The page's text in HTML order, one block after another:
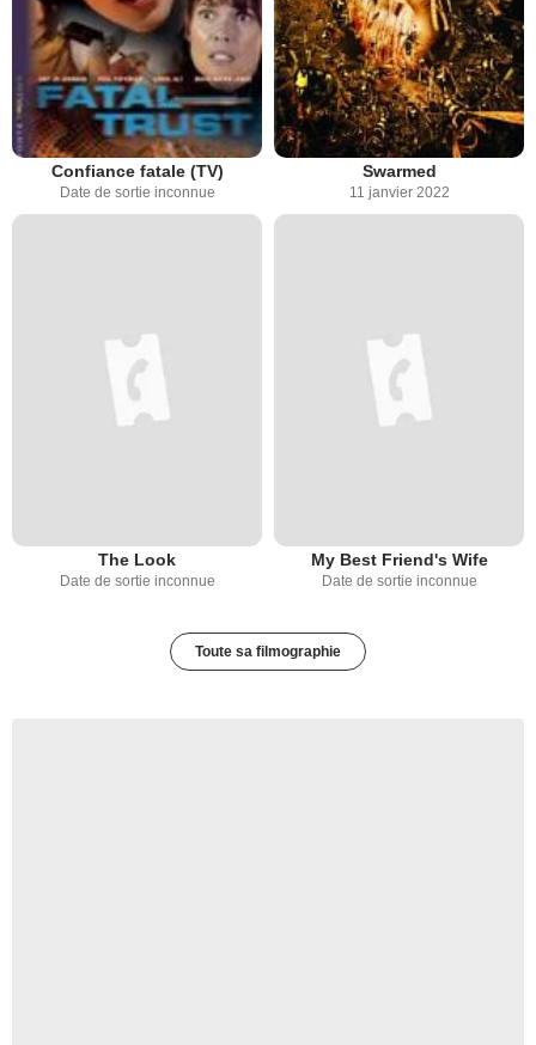
Confiance fatale (TV)
Date de sortie inconnue
Swarmed
11 janvier 2022
The Look
Date de sortie inconnue
My Best Friend's Wife
Date de sortie inconnue
Toute sa filmographie